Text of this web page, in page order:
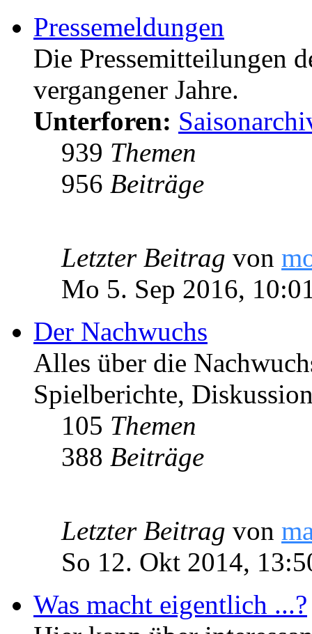
Pressemeldungen
Die Pressemitteilungen
vergangener Jahre.
Unterforen:
939 Themen
956 Beiträge
Letzter Beitrag von
Mo 5. Sep 2016,
Der Nachwuchs
Alles über die
Spielberichte,
105 Themen
388 Beiträge
Letzter Beitrag von
So 12. Okt 2014,
Was macht eigentlich ...?